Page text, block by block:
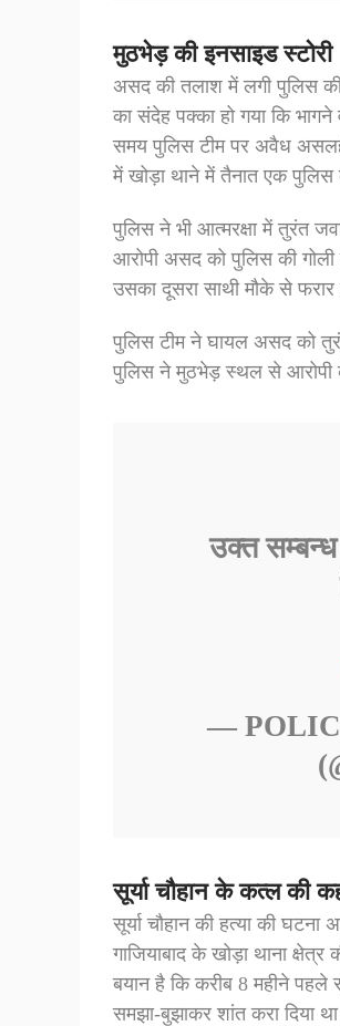
मुठभेड़ की इनसाइड स्टोरी
असद की तलाश में लगी पुलिस की
का संदेह पक्का हो गया कि
समय पुलिस टीम पर अवैध
में खोड़ा थाने में तैनात एक पुलिस
पुलिस ने भी आत्मरक्षा में तुरंत
आरोपी असद को पुलिस की
उसका दूसरा साथी मौके से फरार
पुलिस टीम ने घायल असद को
पुलिस ने मुठभेड़ स्थल से आरोपी
उक्त
—
सूर्या चौहान के कत्ल की
सूर्या चौहान की हत्या की
गाजियाबाद के खोड़ा थाना
बयान है कि करीब 8 महीने
समझा-बुझाकर शांत करा दिया